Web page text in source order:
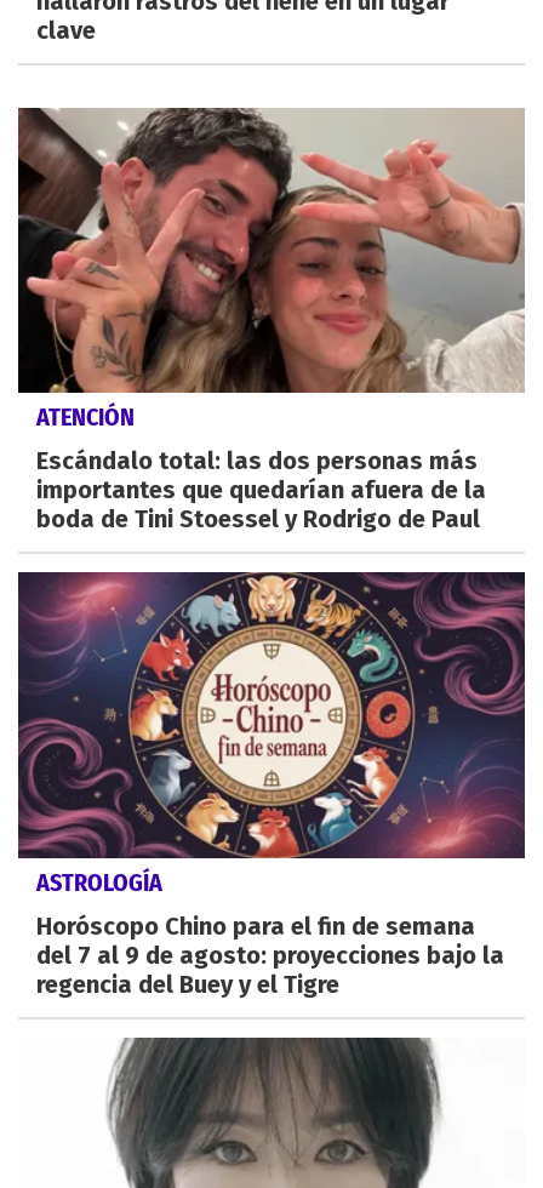
clave
ATENCIÓN
Escándalo total: las dos personas más
importantes que quedarían afuera de la
boda de Tini Stoessel y Rodrigo de Paul
ASTROLOGÍA
Horóscopo Chino para el fin de semana
del 7 al 9 de agosto: proyecciones bajo la
regencia del Buey y el Tigre